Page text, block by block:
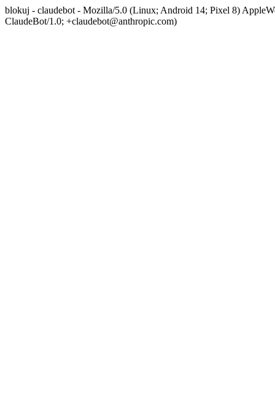
blokuj - claudebot - Mozilla/5.0 (Linux; Android 14; Pixel 8)
ClaudeBot/1.0; +claudebot@anthropic.com)